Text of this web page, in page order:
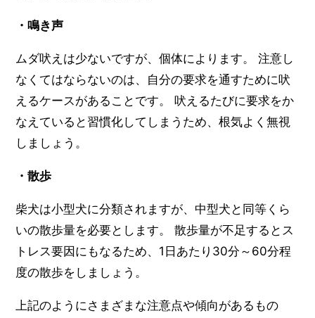
・鳴き声
ムダ吠えは少ないですが、個体によります。 注意し
なくてはならないのは、自分の要求を通すために吠
えるケースがあることです。 吠えるたびに要求をか
なえていると習慣化してしまうため、根気よく無視
しましょう。
・散歩
柴犬は小型犬に分類されますが、中型犬と同等くら
いの散歩量を必要とします。 散歩量が不足するとス
トレス要因にもなるため、1日あたり30分～60分程
度の散歩をしましょう。
上記のようにさまざまな注意点や傾向があるもの